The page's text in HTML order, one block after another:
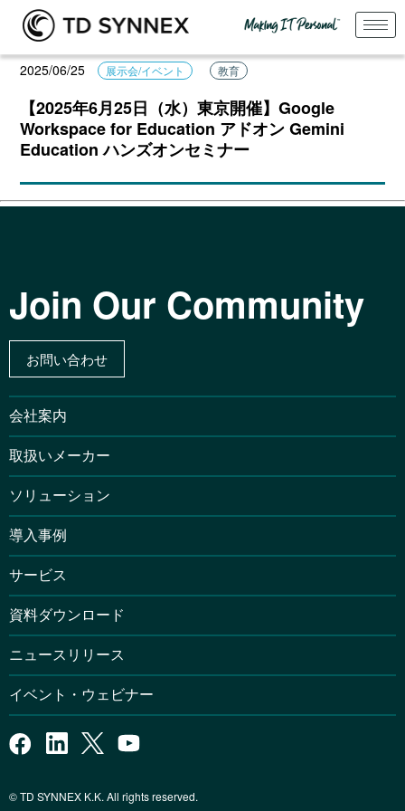
2025/06/25 展示会/イベント 教育
【2025年6月25日（水）東京開催】Google
Workspace for Education アドオン Gemini
Education ハンズオンセミナー
Join Our Community
お問い合わせ
会社案内
取扱いメーカー
ソリューション
導入事例
サービス
資料ダウンロード
ニュースリリース
イベント・ウェビナー
© TD SYNNEX K.K. All rights reserved.